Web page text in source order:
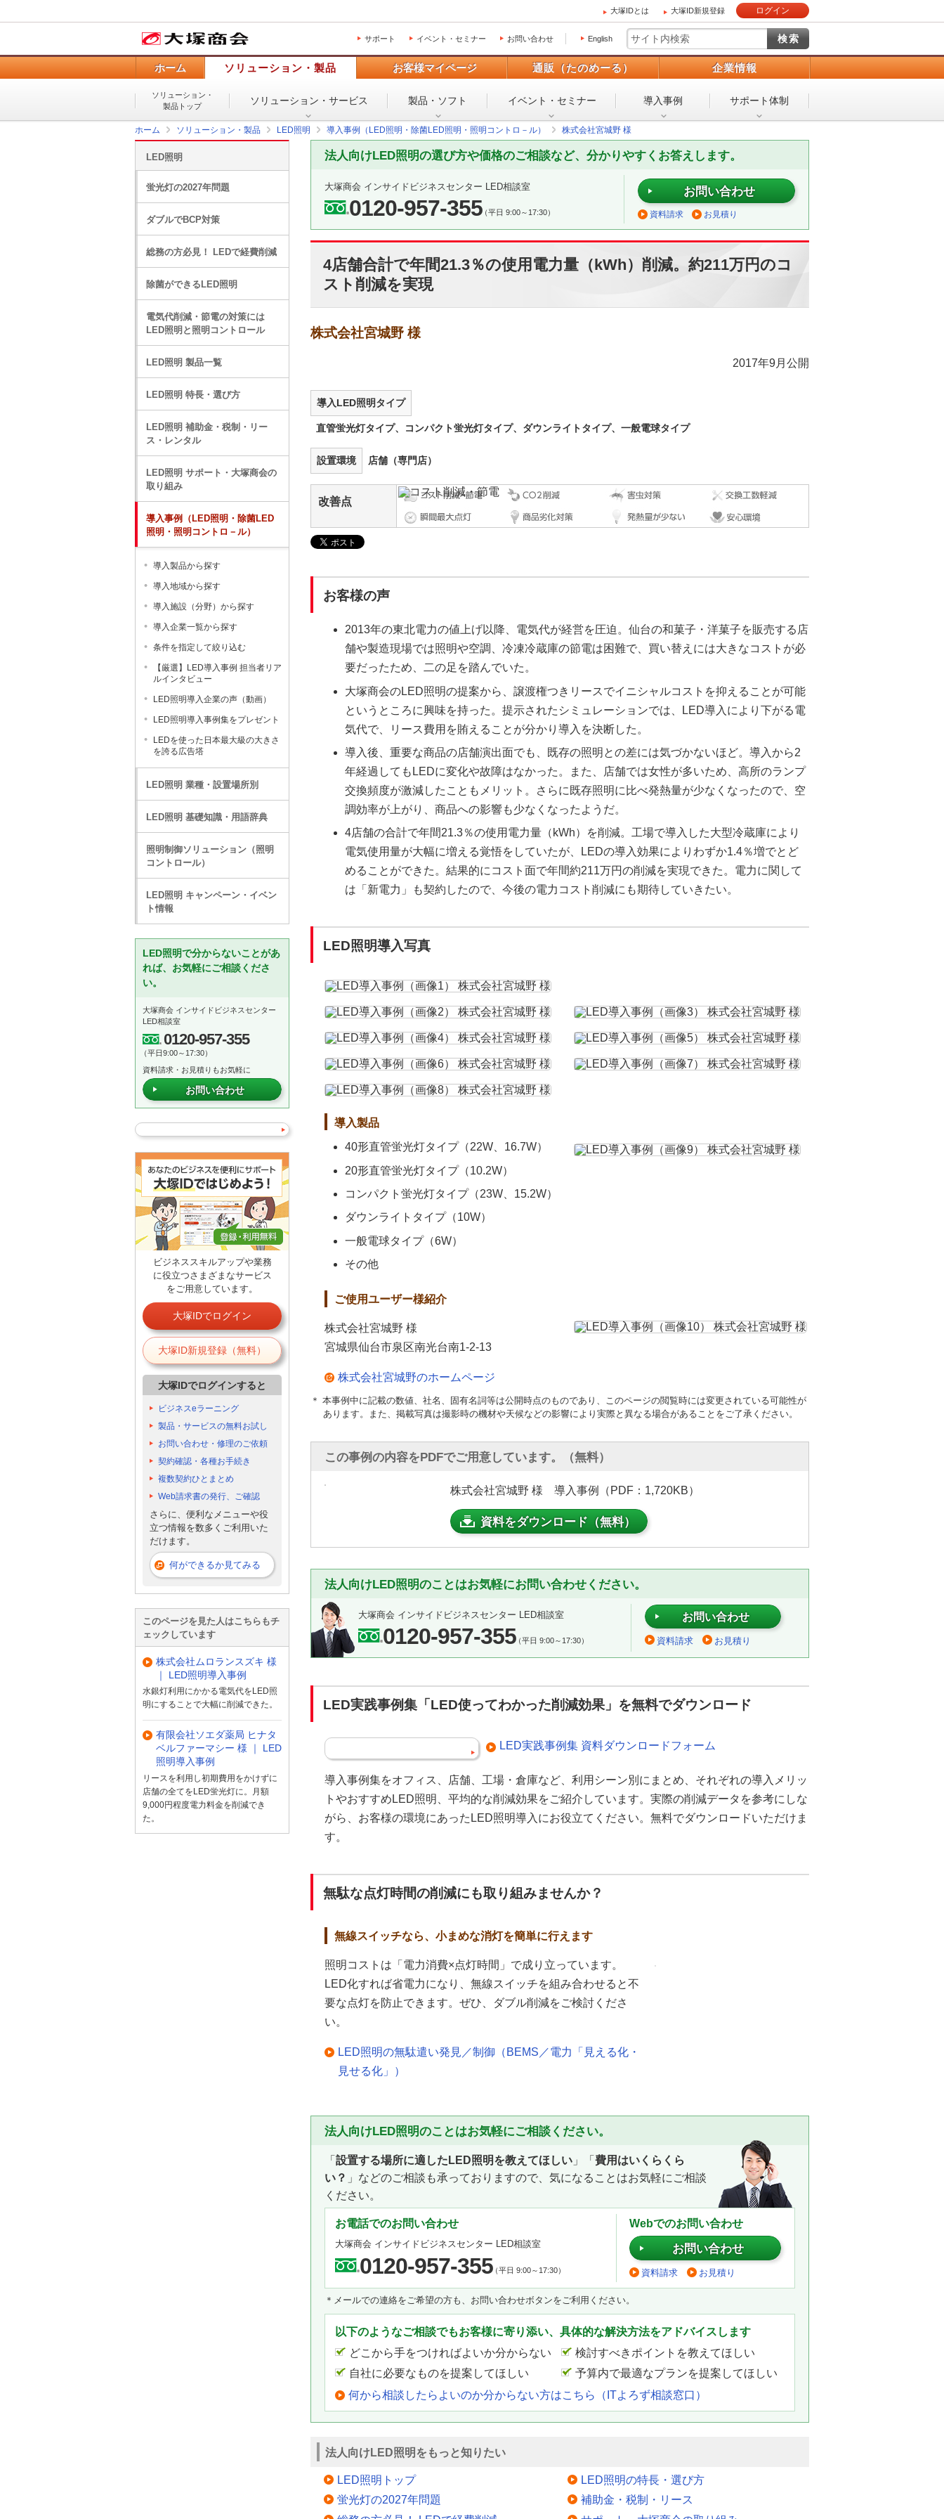
大塚IDとは 大塚ID新規登録 ログイン
サポート イベント・セミナー お問い合わせ English
ホーム ソリューション・製品 お客様マイページ 通販（たのめーる） 企業情報
ソリューション・
製品トップ
ソリューション・ サービス 製品・ソフト イベント・ セミナー 導入事例 サポート体制
ホーム ソリューション・製品 LED照明 導入事例（LED照明・除菌LED照明・照明コントロ－ル） 株式会社宮城野 様
法人向けLED照明の選び方や価格のご相談など、分かりやすくお答えします。
大塚商会 インサイドビジネスセンター LED相談室
0120-957-355（平日 9:00～17:30）
お問い合わせ
資料請求 お見積り
4店舗合計で年間21.3％の使用電力量（kWh）削減。約211万円のコ
スト削減を実現
株式会社宮城野 様
2017年9月公開
導入LED照明タイプ
直管蛍光灯タイプ、コンパクト蛍光灯タイプ、ダウンライトタイプ、一般電球タイプ
設置環境 店舗（専門店）
改善点
お客様の声
2013年の東北電力の値上げ以降、電気代が経営を圧迫。仙台の和菓子・洋菓子を販売する店
舗や製造現場では照明や空調、冷凍冷蔵庫の節電は困難で、買い替えには大きなコストが必
要だったため、二の足を踏んでいた。
大塚商会のLED照明の提案から、譲渡権つきリースでイニシャルコストを抑えることが可能
というところに興味を持った。提示されたシミュレーションでは、LED導入により下がる電
気代で、リース費用を賄えることが分かり導入を決断した。
導入後、重要な商品の店舗演出面でも、既存の照明との差には気づかないほど。導入から2
年経過してもLEDに変化や故障はなかった。また、店舗では女性が多いため、高所のランプ
交換頻度が激減したこともメリット。さらに既存照明に比べ発熱量が少なくなったので、空
調効率が上がり、商品への影響も少なくなったようだ。
4店舗の合計で年間21.3％の使用電力量（kWh）を削減。工場で導入した大型冷蔵庫により
電気使用量が大幅に増える覚悟をしていたが、LEDの導入効果によりわずか1.4％増でとど
めることができた。結果的にコスト面で年間約211万円の削減を実現できた。電力に関して
は「新電力」も契約したので、今後の電力コスト削減にも期待していきたい。
LED照明導入写真
導入製品
40形直管蛍光灯タイプ（22W、16.7W）
20形直管蛍光灯タイプ（10.2W）
コンパクト蛍光灯タイプ（23W、15.2W）
ダウンライトタイプ（10W）
一般電球タイプ（6W）
その他
ご使用ユーザー様紹介
株式会社宮城野 様
宮城県仙台市泉区南光台南1-2-13
株式会社宮城野のホームページ
＊ 本事例中に記載の数値、社名、固有名詞等は公開時点のものであり、このページの閲覧時には変更されている可能性が
あります。また、掲載写真は撮影時の機材や天候などの影響により実際と異なる場合があることをご了承ください。
この事例の内容をPDFでご用意しています。（無料）
株式会社宮城野 様 導入事例（PDF：1,720KB）
資料をダウンロード（無料）
法人向けLED照明のことはお気軽にお問い合わせください。
大塚商会 インサイドビジネスセンター LED相談室
0120-957-355（平日 9:00～17:30）
お問い合わせ
資料請求 お見積り
LED実践事例集「LED使ってわかった削減効果」を無料でダウンロード
LED実践事例集 資料ダウンロードフォーム
導入事例集をオフィス、店舗、工場・倉庫など、利用シーン別にまとめ、それぞれの導入メリッ
トやおすすめLED照明、平均的な削減効果をご紹介しています。実際の削減データを参考にしな
がら、お客様の環境にあったLED照明導入にお役立てください。無料でダウンロードいただけま
す。
無駄な点灯時間の削減にも取り組みませんか？
無線スイッチなら、小まめな消灯を簡単に行えます
照明コストは「電力消費×点灯時間」で成り立っています。
LED化すれば省電力になり、無線スイッチを組み合わせると不
要な点灯を防止できます。ぜひ、ダブル削減をご検討くださ
い。
LED照明の無駄遣い発見／制御（BEMS／電力「見える化・
見せる化」）
法人向けLED照明のことはお気軽にご相談ください。
「 設置する場所に適したLED照明を教えてほしい 」「 費用はいくらくら
い？ 」などのご相談も承っておりますので、気になることはお気軽にご相談
ください。
お電話でのお問い合わせ
大塚商会 インサイドビジネスセンター LED相談室
0120-957-355（平日 9:00～17:30）
Webでのお問い合わせ
お問い合わせ
資料請求 お見積り
＊メールでの連絡をご希望の方も、お問い合わせボタンをご利用ください。
以下のようなご相談でもお客様に寄り添い、具体的な解決方法をアドバイスします
どこから手をつければよいか分からない
検討すべきポイントを教えてほしい
自社に必要なものを提案してほしい
予算内で最適なプランを提案してほしい
何から相談したらよいのか分からない方はこちら（ITよろず相談窓口）
法人向けLED照明をもっと知りたい
LED照明トップ
蛍光灯の2027年問題
LED照明の特長・選び方
補助金・税制・リース
LED照明
蛍光灯の2027年問題
ダブルでBCP対策
総務の方必見！ LEDで経費削減
除菌ができるLED照明
電気代削減・節電の対策には
LED照明と照明コントロール
LED照明 製品一覧
LED照明 特長・選び方
LED照明 補助金・税制・リー
ス・レンタル
LED照明 サポート・大塚商会の
取り組み
導入事例（LED照明・除菌LED
照明・照明コントロ－ル）
導入製品から探す
導入地域から探す
導入施設（分野）から探す
導入企業一覧から探す
条件を指定して絞り込む
【厳選】LED導入事例 担当者リア
ルインタビュー
LED照明導入企業の声（動画）
LED照明導入事例集をプレゼント
LEDを使った日本最大級の大きさ
を誇る広告塔
LED照明 業種・設置場所別
LED照明 基礎知識・用語辞典
照明制御ソリューション（照明
コントロール）
LED照明 キャンペーン・イベン
ト情報
LED照明で分からないことがあ
れば、お気軽にご相談くださ
い。
大塚商会 インサイドビジネスセンター
LED相談室
0120-957-355
（平日9:00～17:30）
資料請求・お見積りもお気軽に
お問い合わせ
ビジネススキルアップや業務
に役立つさまざまなサービス
をご用意しています。
大塚IDでログイン
大塚ID新規登録（無料）
大塚IDでログインすると
ビジネスeラーニング
製品・サービスの無料お試し
お問い合わせ・修理のご依頼
契約確認・各種お手続き
複数契約ひとまとめ
Web請求書の発行、ご確認
さらに、便利なメニューや役
立つ情報を数多くご利用いた
だけます。
何ができるか見てみる
このページを見た人はこちらもチ
ェックしています
株式会社ムロランスズキ 様
｜ LED照明導入事例
水銀灯利用にかかる電気代をLED照
明にすることで大幅に削減できた。
有限会社ソエダ薬局 ヒナタ
ベルファーマシー 様 ｜ LED
照明導入事例
リースを利用し初期費用をかけずに
店舗の全てをLED蛍光灯に。月額
9,000円程度電力料金を削減でき
た。